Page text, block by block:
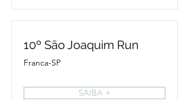
10º São Joaquim Run
Franca-SP
SAIBA +